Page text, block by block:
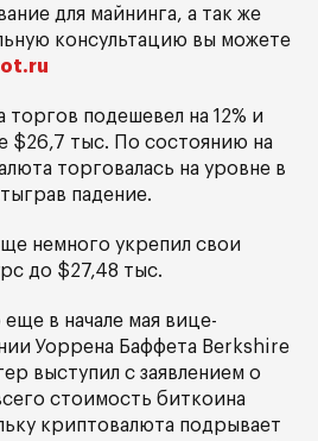
для майнинга, а так же
консультацию вы можете
торгов подешевел на 12% и
$26,7 тыс. По состоянию на
торговалась на уровне в
падение.
немного укрепил свои
до $27,48 тыс.
в начале мая вице-
Уоррена Баффета Berkshire
выступил с заявлением о
стоимость биткоина
криптовалюта подрывает